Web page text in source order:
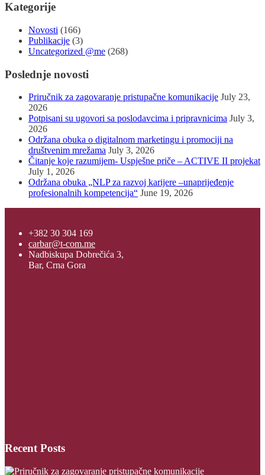
Kategorije
Novosti (166)
Publikacije (3)
Uncategorized @me (268)
Poslednje novosti
Priručnik za zagovaranje pristupačne komunikacije July 23,
2026
Potpisani su ugovori sa poslodavcima i pripravnicima July 3,
2026
Održana obuka o digitalnom marketingu i promociji na
društvenim mrežama July 3, 2026
Čitanje koje razumijem- Uspješne priče – ACTIVE II projekat
July 1, 2026
Održana obuka „NLP za razvoj karijere –unaprijeđenje
profesionalnih kompetencija“ June 19, 2026
+382 30 304 169
carbar@t-com.me
Nadbiskupa Dobrečića 3,
Bar, Crna Gora
Recent Posts